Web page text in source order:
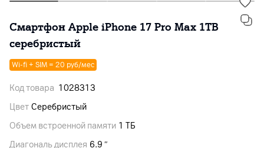
Смартфон Apple iPhone 17 Pro Max 1TB
серебристый
Wi-fi + SIM = 20 руб/мес
Код товара 1028313
Цвет Серебристый
Объем встроенной памяти 1 ТБ
Диагональ дисплея 6.9 ″